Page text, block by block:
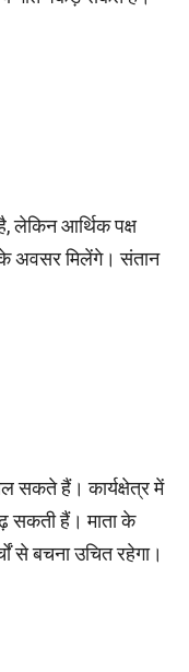
लेकिन आर्थिक पक्ष
अवसर मिलेंगे। संतान
सकते हैं। कार्यक्षेत्र में
सकती हैं। माता के
से बचना उचित रहेगा।